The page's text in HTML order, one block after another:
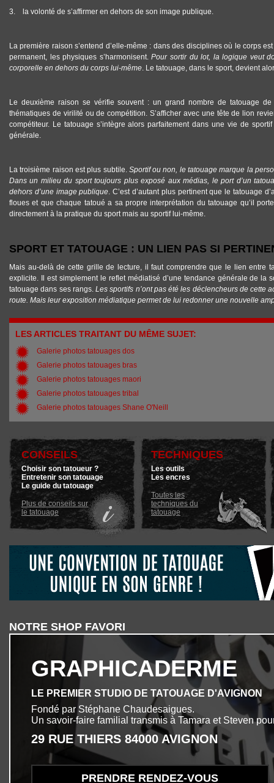
3. la volonté de s’affirmer en dehors de son image publique.
La première raison s’entend d’elle-même : dans des disciplines où le corps
permanent, les physiques s’harmonisent.Pour sortir du lot, la logique veut
corporelle en dehors du corps lui-même. Le tatouage, dans le sport, devient
Le deuxième raison se vérifie souvent : un grand nombre de tatouage de
thématiques de virilité ou de compétition. S’afficher avec une tête de lion
compétiteur. Le tatouage s’intègre alors parfaitement dans une vie de
générale.
La troisième raison est plus subtile. Sportif ou non, le tatouage marque la
Dans un milieu du sport toujours plus exposé aux médias, le port d’un
dehors d’une image publique. C’est d’autant plus pertinent que le tatouage
floues et que chaque tatoué a sa propre interprétation du tatouage qu’il
directement à la pratique du sport mais au sportif lui-même.
SPORT ET TATOUAGE : UN LIEN PAS SI
Mais au-delà de cette grille de lecture, il faut comprendre que le lien entre
explicite. Il est simplement le reflet médiatisé d’une tendance générale de la
tatouage dans ses rangs. Les sportifs n’ont pas été les déclencheurs de cette
route. Mais leur exposition médiatique permet de lui redonner une nouvelle
LES ARTICLES TRAITANT DU MÊME SUJET:
Galerie photos tatouages dos
Galerie photos tatouages bras
Galerie photos tatouages maori
Galerie photos tatouages tribal
Galerie photos tatouages Shane O'Neill
CONSEILS
Choisir son tatoueur ?
Entretenir son tatouage
Le guide du tatouage
Plus de conseils sur
le tatouage
TECHNIQUES
Les outils
Les encres
Toutes les
techniques du
tatouage
NOTRE SHOP FAVORI
GRAPHICADERME
LE PREMIER STUDIO DE TATOUAGE D'AVIGNON
Fondé par Stéphane Chaudesaigues.
Un savoir-faire familial transmis à Tamara et Steven
29 RUE THIERS 84000 AVIGNON
PRENDRE RENDEZ-VOUS